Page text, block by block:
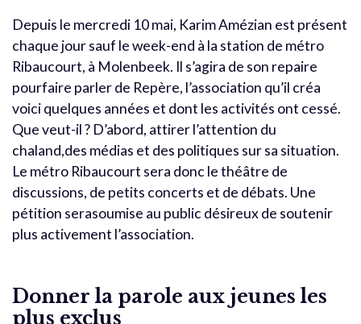
Depuis le mercredi 10 mai, Karim Amézian est présent
chaque jour sauf le week-end à la station de métro
Ribaucourt, à Molenbeek. Il s’agira de son repaire
pourfaire parler de Repère, l’association qu’il créa
voici quelques années et dont les activités ont cessé.
Que veut-il ? D’abord, attirer l’attention du
chaland,des médias et des politiques sur sa situation.
Le métro Ribaucourt sera donc le théâtre de
discussions, de petits concerts et de débats. Une
pétition serasoumise au public désireux de soutenir
plus activement l’association.
Donner la parole aux jeunes les
plus exclus